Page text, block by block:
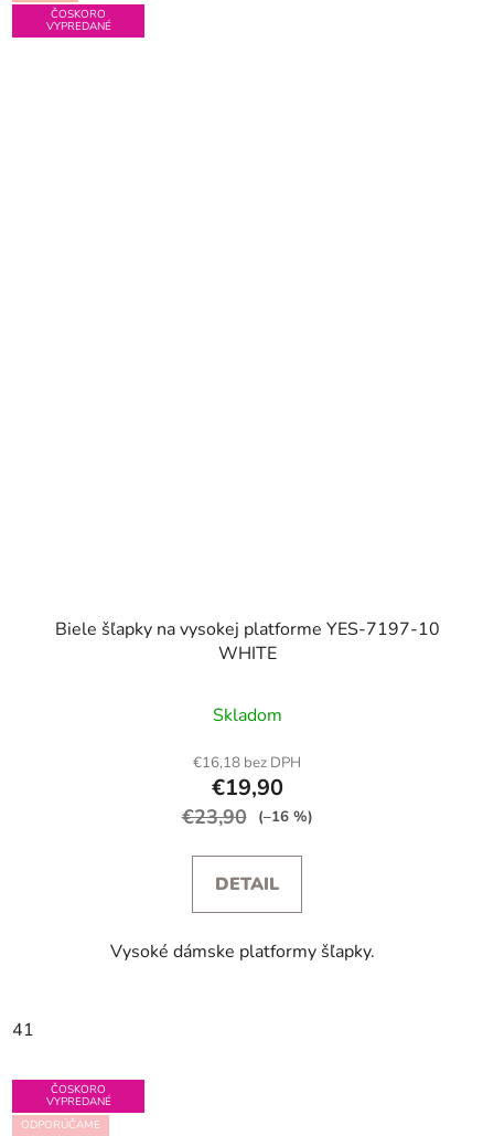
ČOSKORO
VYPREDANÉ
Biele šľapky na vysokej platforme YES-7197-10
WHITE
Skladom
€16,18 bez DPH
€19,90
€23,90 (–16 %)
DETAIL
Vysoké dámske platformy šľapky.
41
ČOSKORO
VYPREDANÉ
ODPORÚČAME